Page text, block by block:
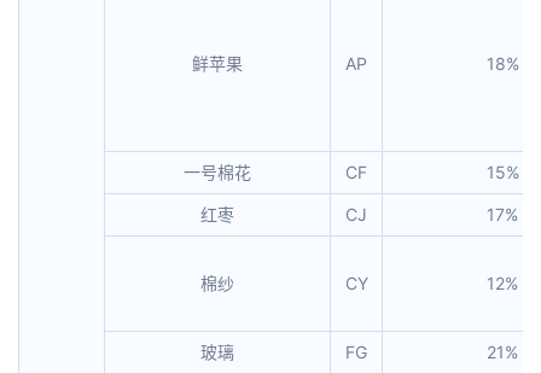
鲜苹果 AP 18%
一号棉花 CF 15%
红枣 CJ 17%
棉纱 CY 12%
玻璃 FG 21%